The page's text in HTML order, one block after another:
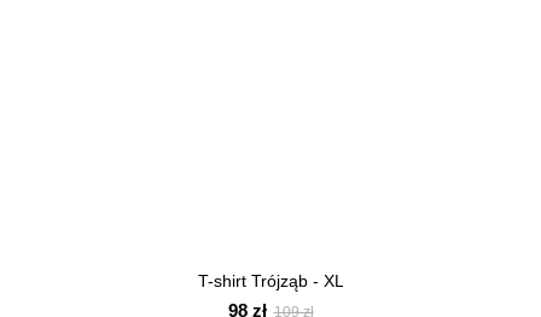
T-shirt Trójząb - XL
98 zł 109 zł